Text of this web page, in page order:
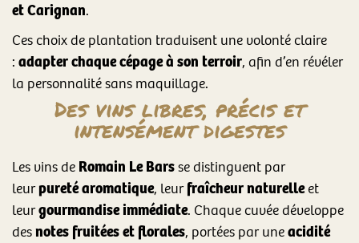
et Carignan.
Ces choix de plantation traduisent une volonté claire
: adapter chaque cépage à son terroir, afin d’en révéler
la personnalité sans maquillage.
Des vins libres, précis et
intensément digestes
Les vins de Romain Le Barsse distinguent par
leurpureté aromatique, leurfraîcheur naturelleet
leurgourmandise immédiate. Chaque cuvée développe
desnotes fruitées et florales, portées par uneacidité